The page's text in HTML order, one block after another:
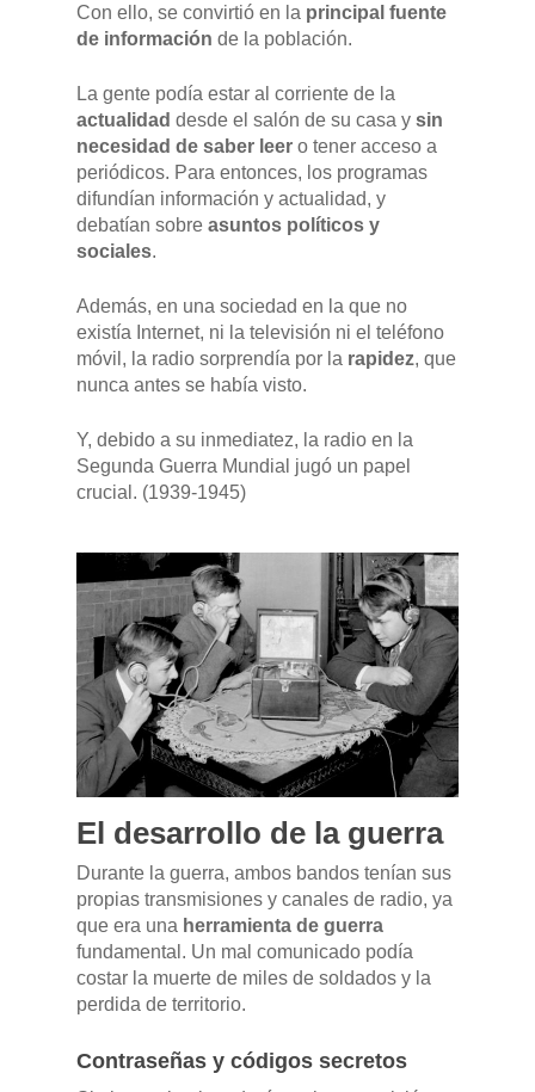
Con ello, se convirtió en la principal fuente
de información de la población.
La gente podía estar al corriente de la
actualidad desde el salón de su casa y sin
necesidad de saber leer o tener acceso a
periódicos. Para entonces, los programas
difundían información y actualidad, y
debatían sobre asuntos políticos y
sociales.
Además, en una sociedad en la que no
existía Internet, ni la televisión ni el teléfono
móvil, la radio sorprendía por la rapidez, que
nunca antes se había visto.
Y, debido a su inmediatez, la radio en la
Segunda Guerra Mundial jugó un papel
crucial. (1939-1945)
El desarrollo de la guerra
Durante la guerra, ambos bandos tenían sus
propias transmisiones y canales de radio, ya
que era una herramienta de guerra
fundamental. Un mal comunicado podía
costar la muerte de miles de soldados y la
perdida de territorio.
Contraseñas y códigos secretos